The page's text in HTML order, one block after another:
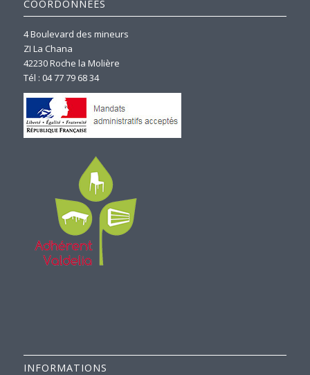
COORDONNEES
4 Boulevard des mineurs
ZI La Chana
42230 Roche la Molière
Tél : 04 77 79 68 34
INFORMATIONS